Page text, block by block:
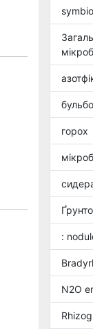
горох
:
N2O